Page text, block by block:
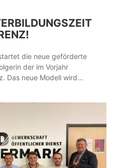
die neue geförderte
der im Vorjahr
Das neue Modell wird...